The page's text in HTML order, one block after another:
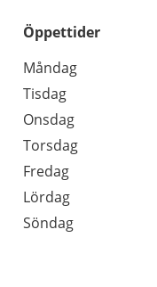
Öppettider
Dag
Öppettider
Kommentarer
Måndag
Tisdag
Onsdag
Torsdag
Fredag
Lördag
Söndag